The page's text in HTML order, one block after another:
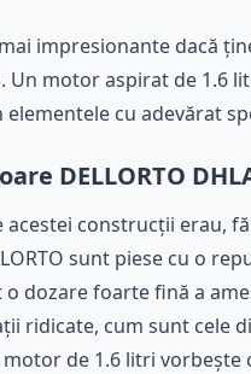
impresionante dacă
Un motor aspirat de 1.6
elementele cu adevărat
DELLORTO
acestei construcții erau,
sunt piese cu o
dozare foarte fină a
ridicate, cum sunt cele
de 1.6 litri